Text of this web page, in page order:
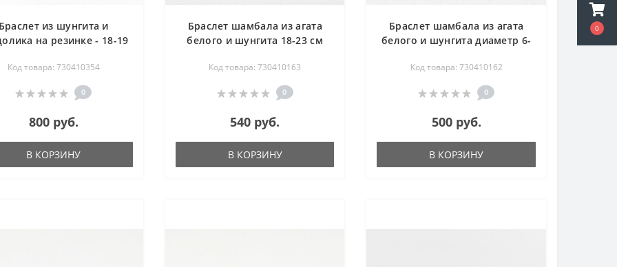
0
из шунгита и
на резинке - 18-19
Код товара: 730410354
0
800 руб.
В КОРЗИНУ
Браслет шамбала из агата
белого и шунгита 18-23 см
Код товара: 730410163
0
540 руб.
В КОРЗИНУ
Браслет шамбала из агата
белого и шунгита диаметр 6-
Код товара: 730410162
0
500 руб.
В КОРЗИНУ